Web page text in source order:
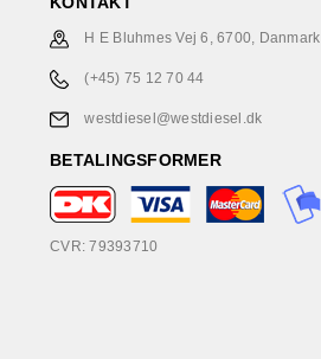
H E Bluhmes Vej 6, 6700, Danmark
(+45) 75 12 70 44
westdiesel@westdiesel.dk
BETALINGSFORMER
CVR: 79393710